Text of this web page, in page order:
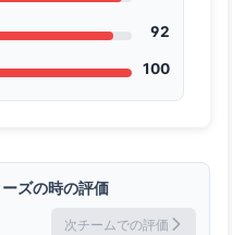
92
100
ズの時の評価
次チームでの評価